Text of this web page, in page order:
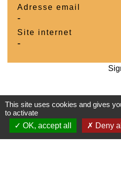
Adresse email
-
Site internet
-
This site uses cookies and gives
to activate
OK, accept all
Deny